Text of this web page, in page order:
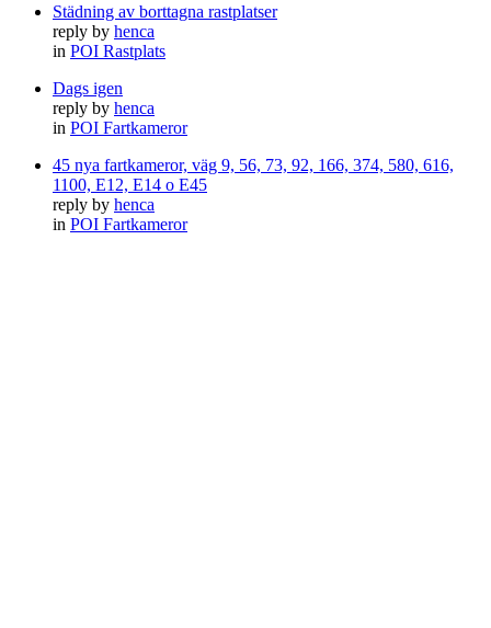
Städning av borttagna rastplatser
reply by henca
in POI Rastplats
Dags igen
reply by henca
in POI Fartkameror
45 nya fartkameror, väg 9, 56, 73, 92, 166, 374, 580, 616,
1100, E12, E14 o E45
reply by henca
in POI Fartkameror